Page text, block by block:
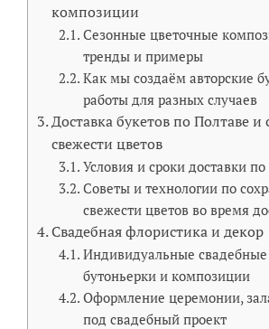
композиции
Сезонные цветочные
тренды и примеры
Как мы создаём авторские
работы для разных случаев
Доставка букетов по Полтаве и
свежести цветов
Условия и сроки доставки
Советы и технологии по
свежести цветов во время
Свадебная флористика и декор
Индивидуальные свадебные
бутоньерки и композиции
Оформление церемонии,
под свадебный проект